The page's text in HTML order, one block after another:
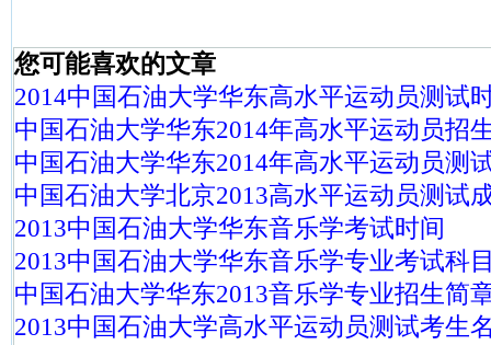
您可能喜欢的文章
2014中国石油大学华东高水平运动员测试
中国石油大学华东2014年高水平运动员招
中国石油大学华东2014年高水平运动员测
中国石油大学北京2013高水平运动员测试
2013中国石油大学华东音乐学考试时间
2013中国石油大学华东音乐学专业考试科
中国石油大学华东2013音乐学专业招生简
2013中国石油大学高水平运动员测试考生